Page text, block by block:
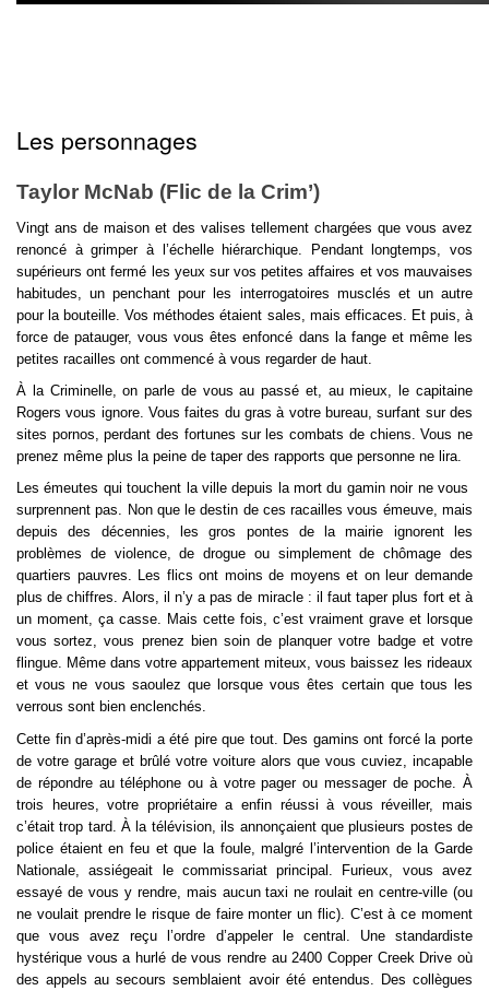
Les personnages
Taylor McNab (Flic de la Crim’)
Vingt ans de maison et des valises tellement chargées que vous avez
renoncé à grimper à l’échelle hiérarchique. Pendant longtemps, vos
supérieurs ont fermé les yeux sur vos petites affaires et vos mauvaises
habitudes, un penchant pour les interrogatoires musclés et un autre
pour la bouteille. Vos méthodes étaient sales, mais efficaces. Et puis, à
force de patauger, vous vous êtes enfoncé dans la fange et même les
petites racailles ont commencé à vous regarder de haut.
À la Criminelle, on parle de vous au passé et, au mieux, le capitaine
Rogers vous ignore. Vous faites du gras à votre bureau, surfant sur des
sites pornos, perdant des fortunes sur les combats de chiens. Vous ne
prenez même plus la peine de taper des rapports que personne ne lira.
Les émeutes qui touchent la ville depuis la mort du gamin noir ne vous
surprennent pas. Non que le destin de ces racailles vous émeuve, mais
depuis des décennies, les gros pontes de la mairie ignorent les
problèmes de violence, de drogue ou simplement de chômage des
quartiers pauvres. Les flics ont moins de moyens et on leur demande
plus de chiffres. Alors, il n’y a pas de miracle : il faut taper plus fort et à
un moment, ça casse. Mais cette fois, c’est vraiment grave et lorsque
vous sortez, vous prenez bien soin de planquer votre badge et votre
flingue. Même dans votre appartement miteux, vous baissez les rideaux
et vous ne vous saoulez que lorsque vous êtes certain que tous les
verrous sont bien enclenchés.
Cette fin d’après-midi a été pire que tout. Des gamins ont forcé la porte
de votre garage et brûlé votre voiture alors que vous cuviez, incapable
de répondre au téléphone ou à votre pager ou messager de poche. À
trois heures, votre propriétaire a enfin réussi à vous réveiller, mais
c’était trop tard. À la télévision, ils annonçaient que plusieurs postes de
police étaient en feu et que la foule, malgré l’intervention de la Garde
Nationale, assiégeait le commissariat principal. Furieux, vous avez
essayé de vous y rendre, mais aucun taxi ne roulait en centre-ville (ou
ne voulait prendre le risque de faire monter un flic). C’est à ce moment
que vous avez reçu l’ordre d’appeler le central. Une standardiste
hystérique vous a hurlé de vous rendre au 2400 Copper Creek Drive où
des appels au secours semblaient avoir été entendus. Des collègues